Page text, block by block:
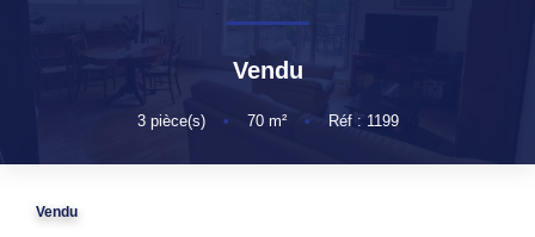
NOTRE AGENCE
Vendu
3pièce(s) • 70m² • Réf : 1199
Vendu